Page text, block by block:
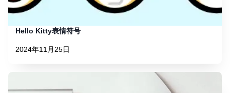
Hello Kitty表情符号
2024年11月25日